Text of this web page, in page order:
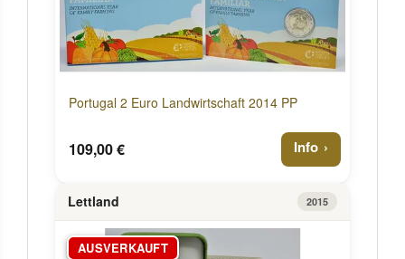
Portugal 2 Euro Landwirtschaft 2014 PP
109,00 € Info
Lettland 2015
AUSVERKAUFT